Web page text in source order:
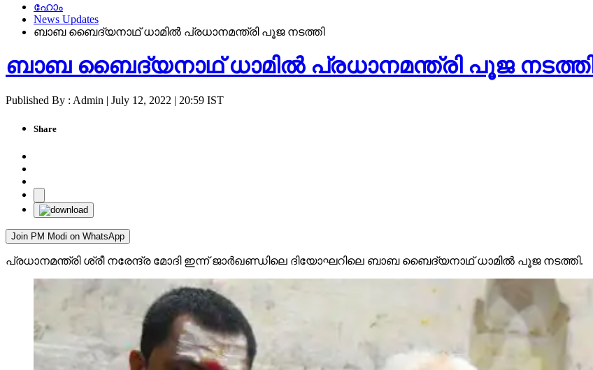
ഹോം
News Updates
ബാബ ബൈദ്യനാഥ് ധാമിൽ പ്രധാനമന്ത്രി പൂജ നടത്തി
ബാബ ബൈദ്യനാഥ് ധാമിൽ പ്രധാനമന്ത്രി പൂജ നടത്തി
Published By : Admin | July 12, 2022 | 20:59 IST
Share
Join PM Modi on WhatsApp
പ്രധാനമന്ത്രി ശ്രീ നരേന്ദ്ര മോദി ഇന്ന് ജാർഖണ്ഡിലെ ദിയോഘറിലെ ബാബ ബൈദ്യനാഥ് ധാമിൽ പൂജ നടത്തി.